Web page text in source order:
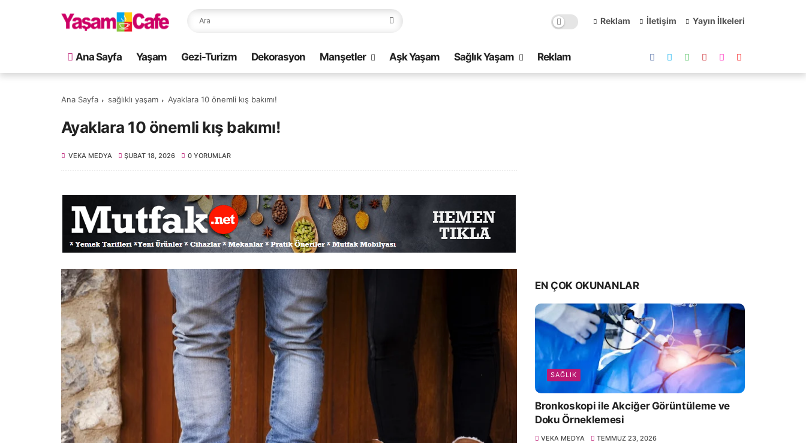
Reklam İletişim Yayın İlkeleri
Ana Sayfa Yaşam Gezi-Turizm Dekorasyon Manşetler Aşk Yaşam Sağlık Yaşam Reklam
Ana Sayfa sağlıklı yaşam Ayaklara 10 önemli kış bakımı!
Ayaklara 10 önemli kış bakımı!
VEKA MEDYA ŞUBAT 18, 2026 0 YORUMLAR
EN ÇOK OKUNANLAR
SAĞLIK
Bronkoskopi ile Akciğer Görüntüleme ve
Doku Örneklemesi
VEKA MEDYA TEMMUZ 23, 2026